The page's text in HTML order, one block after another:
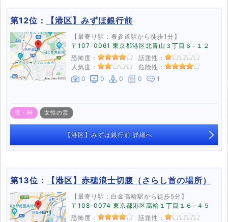
第12位： 【港区】みずほ銀行前
【最寄り駅：表参道駅から徒歩1分】
〒107-0061 東京都港区北青山３丁目６−１２
恐怖度：
話題性：
人気度：
危険性：
0
0 0 0 1
道・峠 女性の霊
【港区】みずほ銀行前 詳細へ
第13位： 【港区】赤穂浪士切腹（さらし首の場所）
【最寄り駅：白金高輪駅から徒歩5分】
〒108-0074 東京都港区高輪１丁目１６−４５
恐怖度：
話題性：